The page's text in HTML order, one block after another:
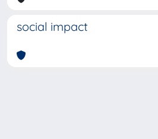
social impact